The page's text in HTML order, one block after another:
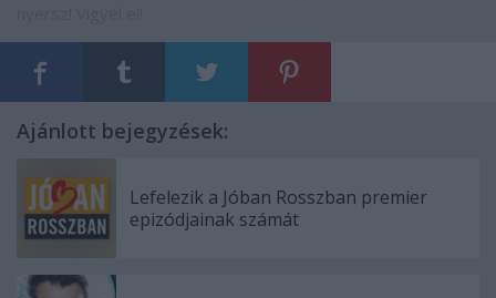
Ajánlott bejegyzések:
Lefelezik a Jóban Rosszban premier
epizódjainak számát